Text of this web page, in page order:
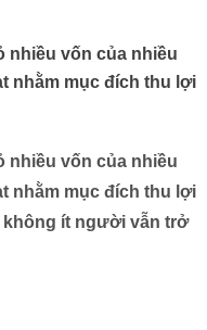
nhiều vốn của nhiều
nhằm mục đích thu lợi
nhiều vốn của nhiều
nhằm mục đích thu lợi
không ít người vẫn trở